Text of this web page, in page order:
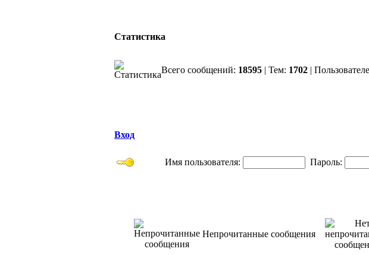
Статистика
Всего сообщений: 18595 | Тем: 1702 |
Вход
Имя пользователя: Пароль:
Непрочитанные сообщения